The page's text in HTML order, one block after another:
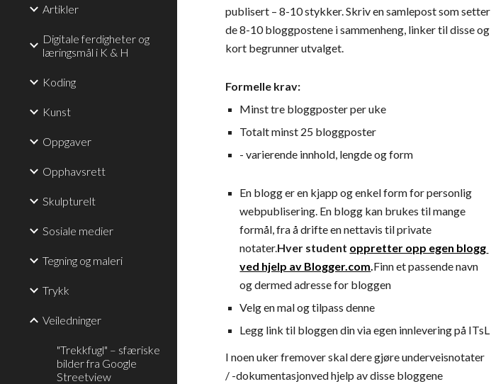
Artikler
Digitale ferdigheter og
læringsmål i K & H
Koding
Kunst
Oppgaver
Opphavsrett
Skulpturelt
Sosiale medier
Tegning og maleri
Trykk
Veiledninger
"Trekkfugl" – sfæriske
bilder fra Google
Streetview
publisert – 8-10 stykker. Skriv en samlepost som setter
de 8-10 bloggpostene i sammenheng, linker til disse og
kort begrunner utvalget.
Formelle krav:
Minst tre bloggposter per uke
Totalt minst 25 bloggposter
- varierende innhold, lengde og form
En blogg er en kjapp og enkel form for personlig
webpublisering. En blogg kan brukes til mange
formål, fra å drifte en nettavis til private
notater.Hver student oppretter opp egen blogg
ved hjelp av Blogger.com.Finn et passende navn
og dermed adresse for bloggen
Velg en mal og tilpass denne
Legg link til bloggen din via egen innlevering på ITsL
I noen uker fremover skal dere gjøre underveisnotater
/ -dokumentasjonved hjelp av disse bloggene